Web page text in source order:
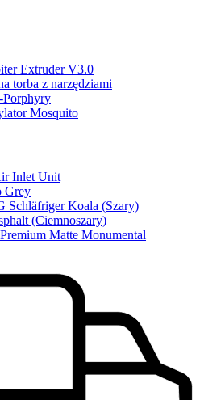
Extruder V3.0
torba z narzędziami
Mosquito
Inlet Unit
Grey
Schläfriger Koala (Szary)
(Ciemnoszary)
Matte Monumental